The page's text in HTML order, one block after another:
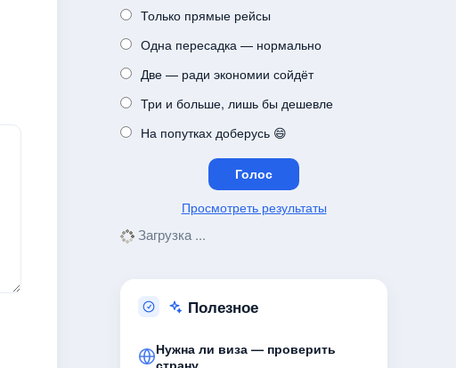
Только прямые рейсы
Одна пересадка — нормально
Две — ради экономии сойдёт
Три и больше, лишь бы дешевле
На попутках доберусь 😄
Просмотреть результаты
Загрузка ...
Полезное
Нужна ли виза — проверить